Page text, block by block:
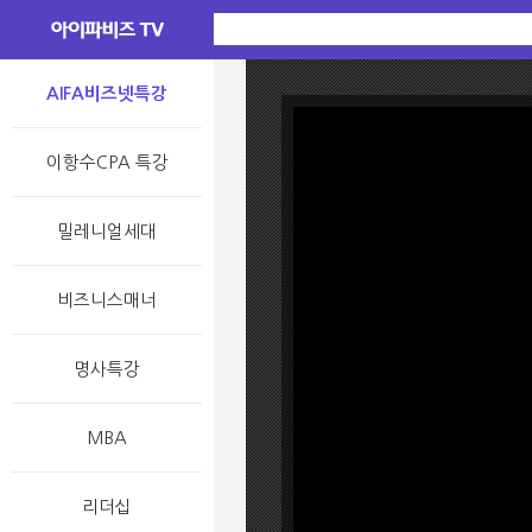
AIFA비즈넷특강
이항수CPA 특강
밀레니얼세대
비즈니스매너
명사특강
MBA
리더십